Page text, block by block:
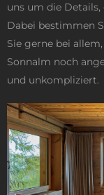
uns um die
Dabei bestimmen
Sie gerne bei
Sonnalm noch
und unkompliziert.